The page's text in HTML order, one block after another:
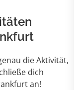
die Aktivität,
dich
an!